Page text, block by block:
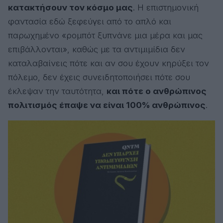
κατακτήσουν τον κόσμο μας. Η επιστημονική
φαντασία εδώ ξεφεύγει από το απλό και
παρωχημένο «ρομπότ ξυπνάνε μια μέρα και μας
επιβάλλονται», καθώς με τα αντιμιμίδια δεν
καταλαβαίνεις πότε και αν σου έχουν κηρύξει τον
πόλεμο, δεν έχεις συνειδητοποιήσει πότε σου
έκλεψαν την ταυτότητα, και πότε ο ανθρώπινος
πολιτισμός έπαψε να είναι 100% ανθρώπινος.